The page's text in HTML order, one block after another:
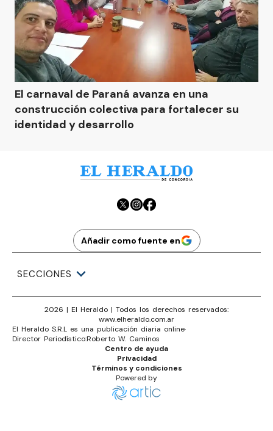
El carnaval de Paraná avanza en una
construcción colectiva para fortalecer su
identidad y desarrollo
Añadir como fuente en
SECCIONES
2026 | El Heraldo | Todos los derechos reservados:
www.elheraldo.com.ar
El Heraldo S.R.L es una publicación diaria online·
Director Periodístico:Roberto W. Caminos
Términos y condiciones
Privacidad
Centro de ayuda
Powered by